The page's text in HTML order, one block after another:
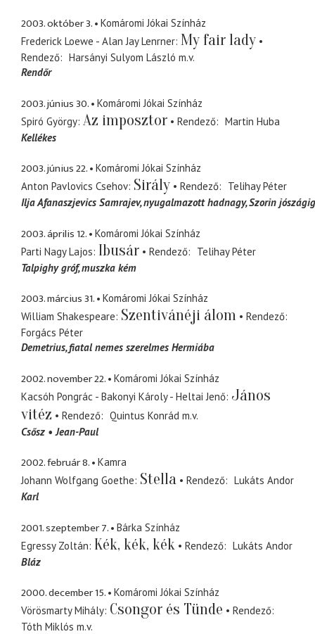
2003. október 3.
Komáromi Jókai Színház
Frederick Loewe - Alan Jay Lenrner My fair lady
Rendező Harsányi Sulyom László m.v.
Rendőr
2003. június 30.
Komáromi Jókai Színház
Spiró György Az imposztor Rendező
Martin Huba
Kellékes
2003. június 22.
Komáromi Jókai Színház
Anton Pavlovics Csehov Sirály Rendező
Telihay Péter
Ilja Afanaszjevics Samrajev nyugalmazott hadnagy, Szorin
2003. április 12.
Komáromi Jókai Színház
Parti Nagy Lajos Ibusár Rendező
Telihay Péter
Talpighy gróf muszka kém
2003. március 31.
Komáromi Jókai Színház
William Shakespeare Szentivánéji álom
Rendező
Forgács Péter
Demetrius fiatal nemes szerelmes Hermiába
2002. november 22.
Komáromi Jókai Színház
Kacsóh Pongrác - Bakonyi Károly - Heltai Jenő János
vitéz
Rendező Quintus Konrád m.v.
Csősz
Jean-Paul
2002. február 8.
Kamra
Johann Wolfgang Goethe Stella Rendező
Lukáts Andor
Karl
2001. szeptember 7.
Bárka Színház
Egressy Zoltán Kék, kék, kék Rendező
Lukáts Andor
Bláz
2000. december 15.
Komáromi Jókai Színház
Vörösmarty Mihály Csongor és Tünde
Rendező
Tóth Miklós m.v.